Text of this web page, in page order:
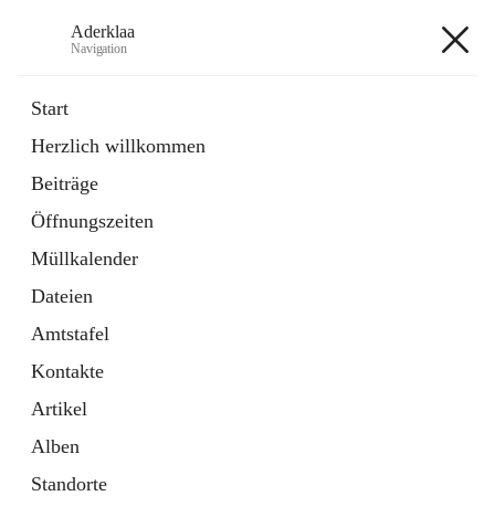
Aderklaa
Navigation
Start
Herzlich willkommen
Beiträge
Öffnungszeiten
Müllkalender
Dateien
Amtstafel
Kontakte
Artikel
Alben
Standorte
6 Schnellzugriffe
Gemeinde
3 Schnellzugriffe